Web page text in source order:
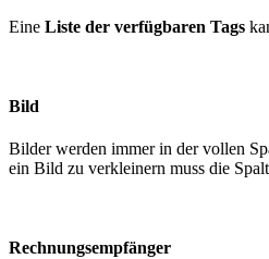
Eine Liste der verfügbaren Tags
Bild
Bilder werden immer in der vollen
ein Bild zu verkleinern muss die
Rechnungsempfänger